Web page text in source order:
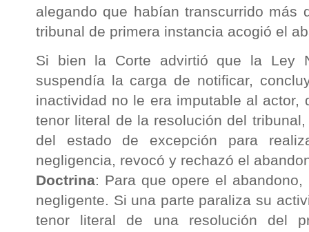
alegando que habían transcurrido
tribunal de primera instancia acogió el
Si bien la Corte advirtió que la Ley
suspendía la carga de notificar,
inactividad no le era imputable al
tenor literal de la resolución del
del estado de excepción para
negligencia, revocó y rechazó el
Doctrina: Para que opere el
negligente. Si una parte paraliza su
tenor literal de una resolución del